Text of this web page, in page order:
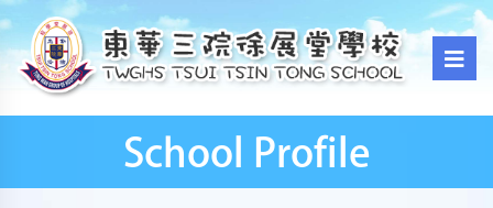
School Profile